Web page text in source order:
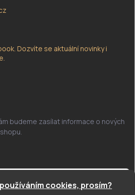
cookies, prosím?
Dozvíte se aktuální novinky i
budeme zasílat informace o nových